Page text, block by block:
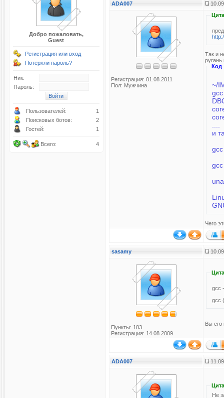
Добро пожаловать,
Guest
Регистрация или вход
Потеряли пароль?
Ник:
Пароль:
Пользователей:
1
Поисковых ботов:
2
Гостей:
1
Всего: 4
ADA007
Регистрация: 01.08.2011
Пол: Мужчина
Так и
ругань
Код
~/
и
Чего
sasamy
Пункты: 183
Регистрация: 14.08.2009
gcc
gcc
Вы его
ADA007
Не